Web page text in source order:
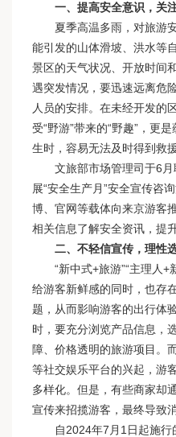
一、提高安全意识，关
夏季高温多雨，对旅游
能引发的山体滑坡、洪水等
景区的天气状况、开放时间
遇突发情况，要迅速远离危
人员的安排。在未经开发的
受“野游”带来的“野趣”，更
生时，容易无法及时得到救
文旅部市场管理司于6
展“安全生产月”安全宣传咨
博、官网等载体向来京游客
相关信息了解安全资讯，提
二、不轻信宣传，理性
“新中式+旅游”“主理人+
给游客新鲜感的同时，也存
题，从而影响游客的出行体
时，要充分浏览产品信息，
障、价格透明的旅游项目。
等社交娱乐平台的兴起，游
多样化。但是，有些商家却
宣传来招揽游客，最终导致
自2024年7月1日起施